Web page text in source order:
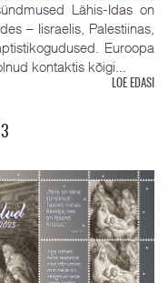
Lähis-Idas on
– Iisraelis, Palestiinas,
Euroopa
kontaktis kõigi...
LOE EDASI